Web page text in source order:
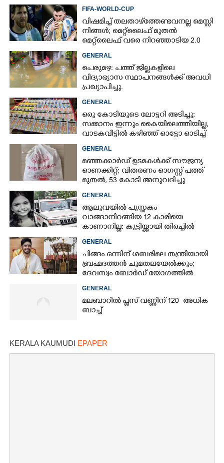
FIFA-WORLD-CUP
വിഷമിച്ച് തലതാഴ്‌ത്തേണ്ടവനല്ല മെസ്സി
നിങ്ങള്‍; മെറ്റ്‌ലൈഫ് മുതല്‍
മെറ്റ്‌ലൈഫ് വരെ നിറഞ്ഞാടിയ 2.0
GENERAL
പെരുമഴ: പത്ത് ജില്ലകളിലെ
വിദ്യാഭ്യാസ സ്ഥാപനങ്ങൾക്ക് അവധി
പ്രഖ്യാപിച്ചു.
GENERAL
ഒരു കോടിയുടെ ലോട്ടറി അടിച്ചു;
സമ്മാനം ഇന്നും കൈയിലെത്തിയില്ല,
വാടകവീട്ടിൽ കഴിഞ്ഞ് ഓട്ടോ ഓടിച്ച്
73കാരൻ
GENERAL
മഞ്ഞക്കാർഡ് ഉടമകൾക്ക് സൗജന്യ
ഓണക്കിറ്റ്; വിതരണം ഓഗസ്റ്റ് പത്ത്
മുതൽ, 53 കോടി അനുവദിച്ചു
GENERAL
ആലുവയിൽ പുസ്തകം
വാങ്ങാനിറങ്ങിയ 12 കാരിയെ
കാണാനില്ല: കുട്ടിയ്ക്കായി തിരച്ചിൽ
GENERAL
ചിങ്ങം ഒന്നിന് ശബരിമല തന്ത്രിയായി
ബ്രഹ്മദത്തൻ ചുമതലയേൽക്കും;
ദേവസ്വം ബോർഡ് യോഗത്തിൽ
തീരുമാനം
GENERAL
മലബാറിൽ പ്ലസ് വണ്ണിന് 120 അധിക
ബാച്ച്
KERALA KAUMUDI EPAPER